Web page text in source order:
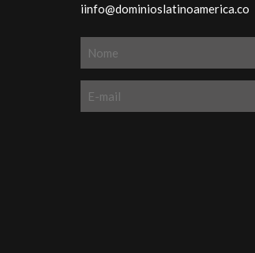
iinfo@dominioslatinoamerica.co